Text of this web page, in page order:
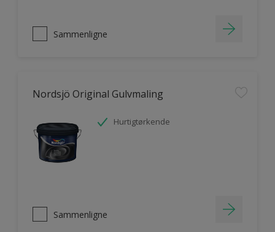
Sammenligne
Nordsjö Original Gulvmaling
Hurtigtørkende
Sammenligne